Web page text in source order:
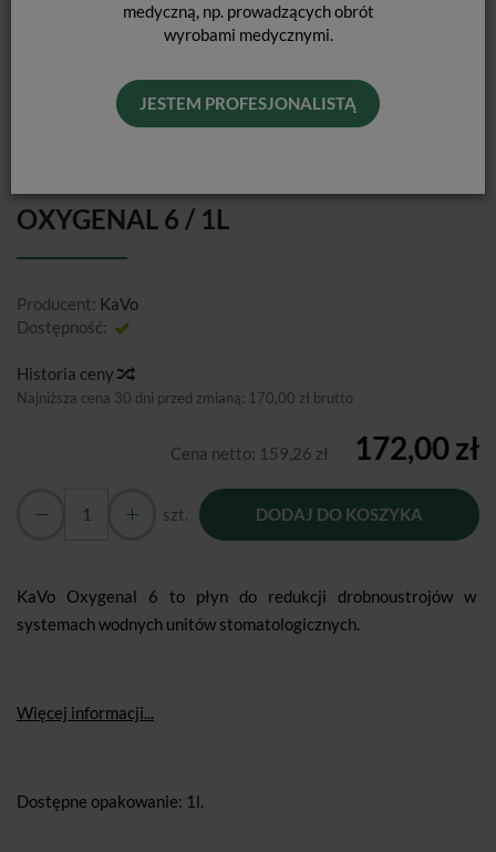
medyczną, np. prowadzących obrót
wyrobami medycznymi.
JESTEM PROFESJONALISTĄ
OXYGENAL 6 / 1L
Producent: KaVo
Dostępność:
Historia ceny
Najniższa cena 30 dni przed zmianą: 170,00 zł brutto
Cena netto: 159,26 zł 172,00 zł
szt. DODAJ DO KOSZYKA
KaVo Oxygenal 6 to płyn do redukcji drobnoustrojów w
systemach wodnych unitów stomatologicznych.
Więcej informacji...
Dostępne opakowanie: 1l.